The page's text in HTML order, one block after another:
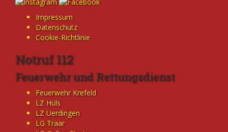
Impressum
Datenschutz
Cookie-Richtlinie
Notruf 112
Feuerwehr und Rettungsdienst
Feuerwehr Krefeld
LZ Hüls
LZ Uerdingen
LG Traar